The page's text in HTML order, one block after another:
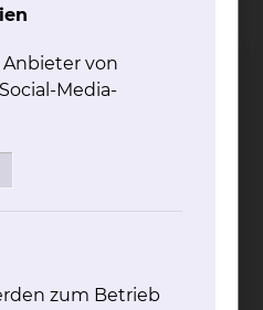
ist das
wie
und Spastiken
Behandlung?
von
Media-
zum Betrieb